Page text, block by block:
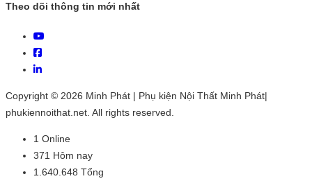
Theo dõi thông tin mới nhất
Copyright © 2026 Minh Phát | Phụ kiện Nội Thất Minh Phát|
phukiennoithat.net. All rights reserved.
1 Online
371 Hôm nay
1.640.648 Tổng